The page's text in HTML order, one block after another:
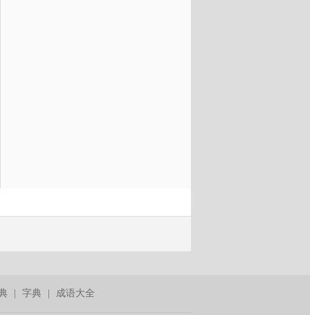
| 字典| 成语大全